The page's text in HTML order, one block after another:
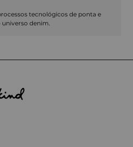
tecnológicos de ponta e
denim.